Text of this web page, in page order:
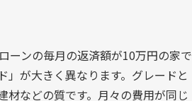
ーンの毎月の返済額が10万円の家で
」が大きく異なります。グレードと
材などの質です。月々の費用が同じ